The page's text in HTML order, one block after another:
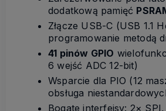
dodatkową pamięć
Złącze USB-C (USB 1.1
programowanie metodą
41 pinów GPIO
6 wejść ADC 12-bit)
Wsparcie dla PIO (12
obsługa
Bogate interfejsy: 2×